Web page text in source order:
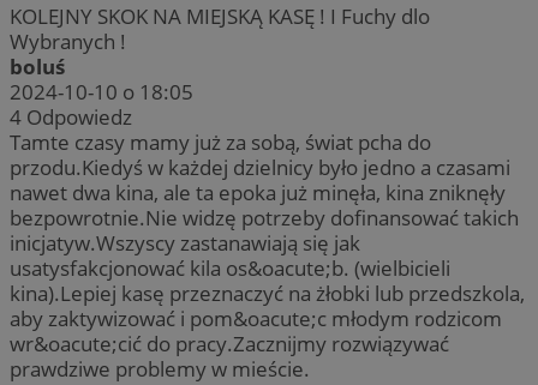
KOLEJNY SKOK NA MIEJSKĄ KASĘ ! I Fuchy dlo
Wybranych !
boluś
2024-10-10 o 18:05
4 Odpowiedz
Tamte czasy mamy już za sobą, świat pcha do
przodu.Kiedyś w każdej dzielnicy było jedno a czasami
nawet dwa kina, ale ta epoka już minęła, kina zniknęły
bezpowrotnie.Nie widzę potrzeby dofinansować takich
inicjatyw.Wszyscy zastanawiają się jak
usatysfakcjonować kila os&oacute;b. (wielbicieli
kina).Lepiej kasę przeznaczyć na żłobki lub przedszkola,
aby zaktywizować i pom&oacute;c młodym rodzicom
wr&oacute;cić do pracy.Zacznijmy rozwiązywać
prawdziwe problemy w mieście.